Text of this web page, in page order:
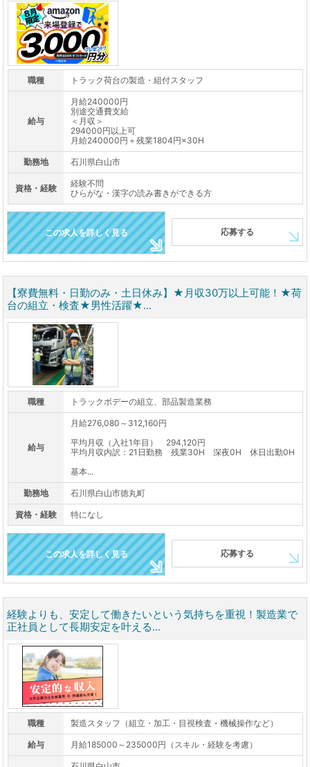
職種 トラック荷台の製造・組付スタッフ
給与
月給240000円
別途交通費支給
＜月収＞
294000円以上可
月給240000円＋残業1804円×30H
勤務地 石川県白山市
資格・経験
経験不問
ひらがな・漢字の読み書きができる方
この求人を詳しく見る 応募する
【寮費無料・日勤のみ・土日休み】★月収30万以上可能！★荷
台の組立・検査★男性活躍★...
職種 トラックボデーの組立、部品製造業務
給与
月給276,080～312,160円
平均月収（入社1年目） 294,120円
平均月収内訳：21日勤務 残業30H 深夜0H 休日出勤0H
基本...
勤務地 石川県白山市徳丸町
資格・経験 特になし
この求人を詳しく見る 応募する
経験よりも、安定して働きたいという気持ちを重視！製造業で
正社員として長期安定を叶える...
職種 製造スタッフ（組立・加工・目視検査・機械操作など）
給与 月給185000～235000円（スキル・経験を考慮）